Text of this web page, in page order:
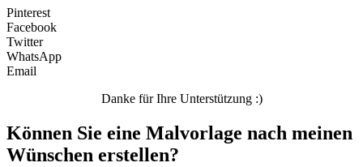
Transport
Valentinstag und Liebe
Winter und Weihnachten
Unkategorisiert
Pinterest
Facebook
Twitter
WhatsApp
Email
Danke für Ihre Unterstützung :)
Können Sie eine Malvorlage nach meinen
Wünschen erstellen?